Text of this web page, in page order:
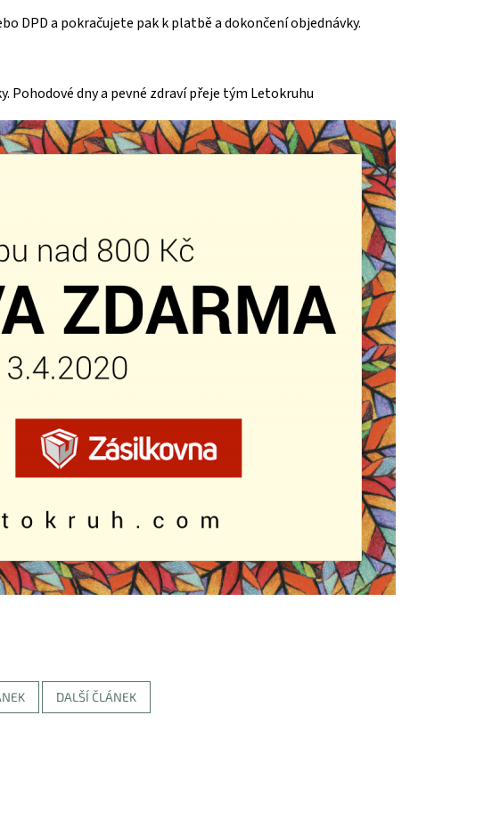
DPD a pokračujete pak k platbě a dokončení objednávky.
Pohodové dny a pevné zdraví přeje tým Letokruhu
DALŠÍ ČLÁNEK